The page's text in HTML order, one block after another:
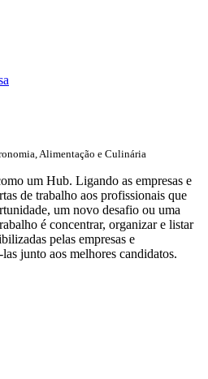
Alimentação e Culinária
um Hub. Ligando as empresas e
de trabalho aos profissionais que
um novo desafio ou uma
é concentrar, organizar e listar
pelas empresas e
junto aos melhores candidatos.